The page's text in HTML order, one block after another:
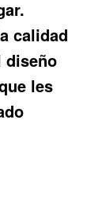
calidad
diseño
les